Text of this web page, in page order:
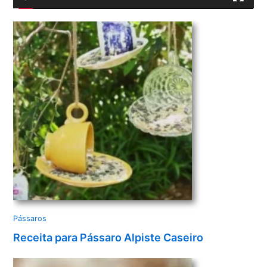
d
e
o
Pássaros
Receita para Pássaro Alpiste Caseiro